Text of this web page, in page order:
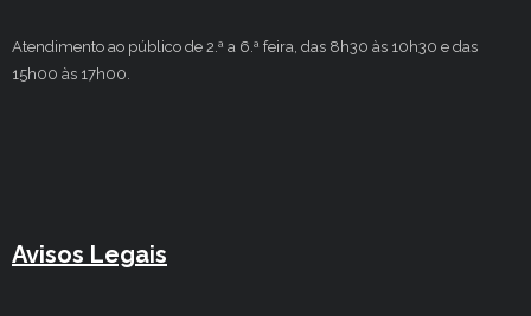
Atendimento ao público de 2.ª a 6.ª feira, das 8h30 às 10h30 e das
15h00 às 17h00.
Avisos Legais